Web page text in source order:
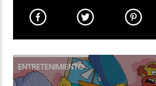
TÍTULO
ARTISTA
ENTRETENIMIENTO